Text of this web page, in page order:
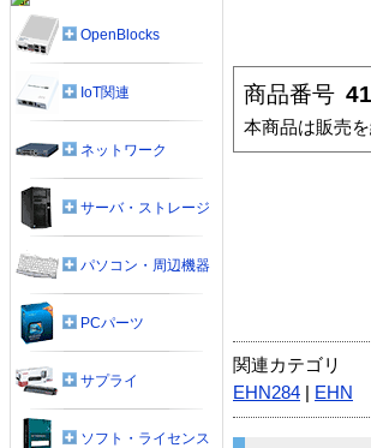
商品番号
本商品は販売
関連カテゴリ
EHN284
EHN
OpenBlocks
IoT関連
ネットワーク
サーバ・ストレージ
パソコン・周辺機器
PCパーツ
サプライ
ソフト・ライセンス